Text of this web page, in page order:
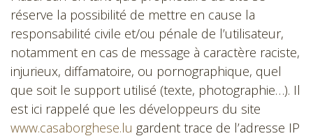
réserve la possibilité de mettre en cause la
responsabilité civile et/ou pénale de l’utilisateur,
notamment en cas de message à caractère raciste,
injurieux, diffamatoire, ou pornographique, quel
que soit le support utilisé (texte, photographie…). Il
est ici rappelé que les développeurs du site
www.casaborghese.lu gardent trace de l’adresse IP